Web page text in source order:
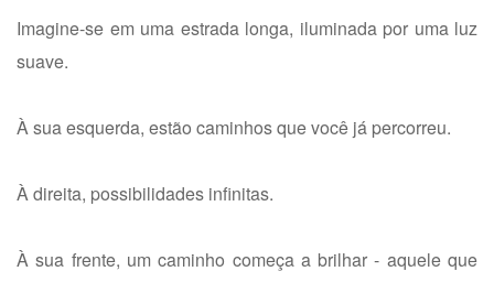
Imagine-se em uma estrada longa, iluminada por uma luz
suave.
À sua esquerda, estão caminhos que você já percorreu.
À direita, possibilidades infinitas.
À sua frente, um caminho começa a brilhar - aquele que